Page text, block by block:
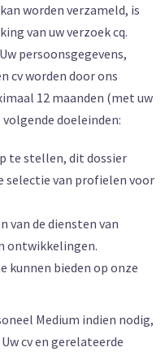
worden verzameld, is
van uw verzoek cq.
persoonsgegevens,
cv worden door ons
12 maanden (met uw
doeleinden:
te stellen, dit dossier
selectie van profielen voor
van de diensten van
ontwikkelingen.
kunnen bieden op onze
Medium indien nodig,
cv en gerelateerde